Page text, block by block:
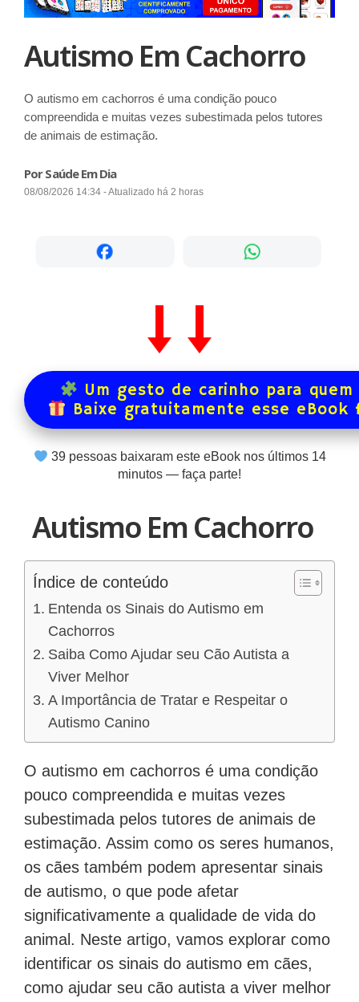
Autismo Em Cachorro
O autismo em cachorros é uma condição pouco
compreendida e muitas vezes subestimada pelos tutores
de animais de estimação.
Por Saúde Em Dia
08/08/2026 14:34 - Atualizado há 2 horas
Um gesto de carinho para
Baixe gratuitamente esse
39pessoas baixaram este eBook nos últimos 14
minutos — faça parte!
Autismo Em Cachorro
Índice de conteúdo
Entenda os Sinais do Autismo em
Cachorros
Saiba Como Ajudar seu Cão Autista a
Viver Melhor
A Importância de Tratar e Respeitar o
Autismo Canino
O autismo em cachorros é uma condição
pouco compreendida e muitas vezes
subestimada pelos tutores de animais de
estimação. Assim como os seres humanos,
os cães também podem apresentar sinais
de autismo, o que pode afetar
significativamente a qualidade de vida do
animal. Neste artigo, vamos explorar como
identificar os sinais do autismo em cães,
como ajudar seu cão autista a viver melhor